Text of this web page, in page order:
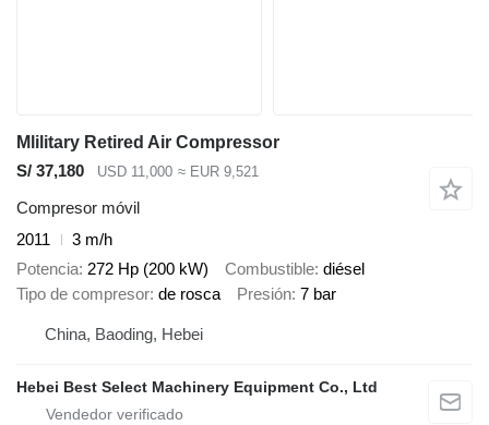
Mlilitary Retired Air Compressor
S/ 37,180
USD 11,000 ≈ EUR 9,521
Compresor móvil
2011
3 m/h
Potencia 272 Hp (200 kW) Combustible diésel
Tipo de compresor de rosca Presión 7 bar
China, Baoding, Hebei
Hebei Best Select Machinery Equipment Co., Ltd